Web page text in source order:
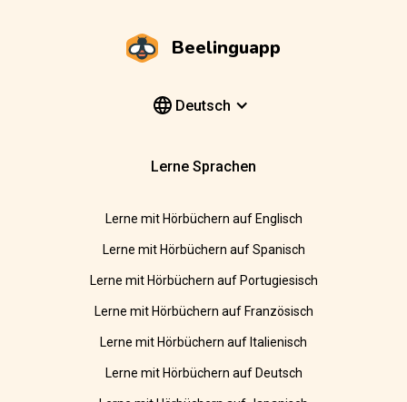
Beelinguapp
Deutsch
Lerne Sprachen
Lerne mit Hörbüchern auf Englisch
Lerne mit Hörbüchern auf Spanisch
Lerne mit Hörbüchern auf Portugiesisch
Lerne mit Hörbüchern auf Französisch
Lerne mit Hörbüchern auf Italienisch
Lerne mit Hörbüchern auf Deutsch